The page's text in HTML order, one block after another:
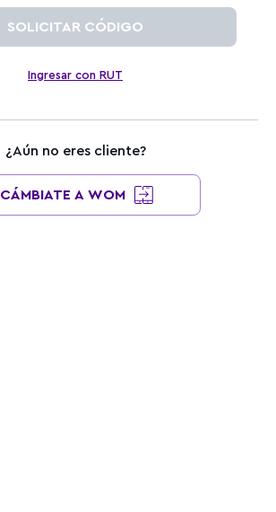
SOLICITAR CÓDIGO
Ingresar con RUT
¿Aún no eres cliente?
CÁMBIATE A WOM